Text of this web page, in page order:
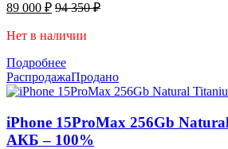
89 000 ₽ 94 350₽
Нет в наличии
Подробнее
РаспродажаПродано
iPhone 15ProMax 256Gb
АКБ – 100%